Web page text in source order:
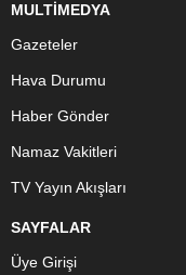
MULTİMEDYA
Gazeteler
Hava Durumu
Haber Gönder
Namaz Vakitleri
TV Yayın Akışları
SAYFALAR
Üye Girişi